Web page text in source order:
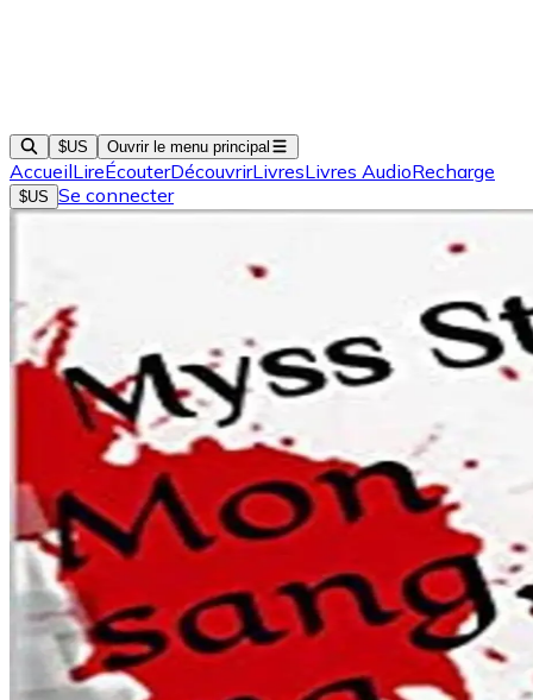
$US Ouvrir le menu principal
AccueilLireÉcouterDécouvrirLivresLivres AudioRecharge
$US Se connecter